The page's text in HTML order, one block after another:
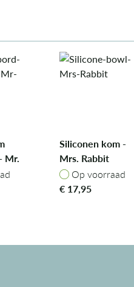
Mr.
Siliconen kom -
Mrs. Rabbit
Op voorraad
Op voorraad
€ 17,95